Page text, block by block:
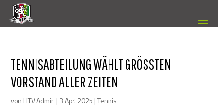
TENNISABTEILUNG WÄHLT GRÖSSTEN V
ORSTAND ALLER ZEITEN
von HTV Admin | 3 Apr. 2025 |Tennis